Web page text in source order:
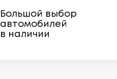
Большой выбор
автомобилей
в наличии